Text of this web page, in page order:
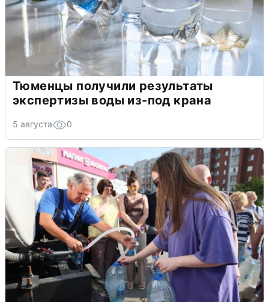
Тюменцы получили результаты
экспертизы воды из-под крана
5 августа 0